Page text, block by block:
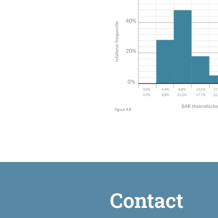
Contact